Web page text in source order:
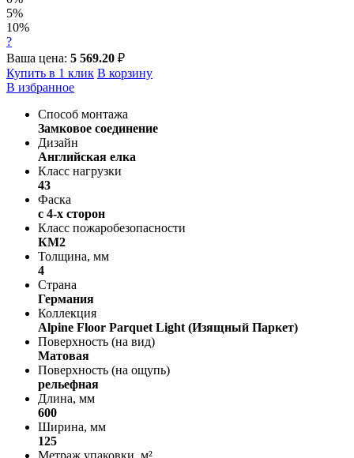
5%
10%
?
Ваша цена: 5 569.20 ₽
Купить в 1 клик В корзину
В избранное
Способ монтажа
Замковое соединение
Дизайн
Английская елка
Класс нагрузки
43
Фаска
с 4-х сторон
Класс пожаробезопасности
КМ2
Толщина, мм
4
Страна
Германия
Коллекция
Alpine Floor Parquet Light (Изящный Паркет)
Поверхность (на вид)
Матовая
Поверхность (на ощупь)
рельефная
Длина, мм
600
Ширина, мм
125
Метраж упаковки, м²